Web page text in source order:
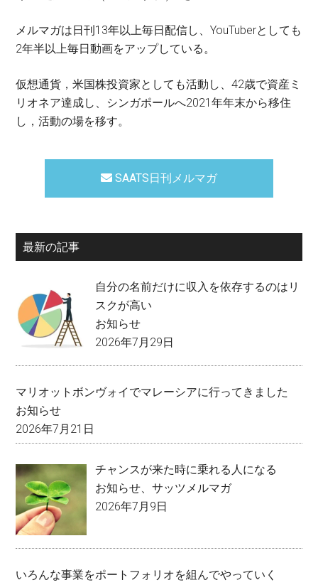
メルマガは日刊13年以上毎日配信し、YouTuberとしても
2年半以上毎日動画をアップしている。
仮想通貨，米国株投資家としても活動し、42歳で資産ミ
リオネア達成し、シンガポールへ2021年年末から移住
し，活動の場を移す。
SAATS日刊メルマガ
最新の記事
自分の名前だけに収入を依存するのはリ
スクが高い
お知らせ
2026年7月29日
マリオットボンヴォイでマレーシアに行ってきました
お知らせ
2026年7月21日
チャンスが来た時に乗れる人になる
お知らせ、サッツメルマガ
2026年7月9日
いろんな事業をポートフォリオを組んでやっていく